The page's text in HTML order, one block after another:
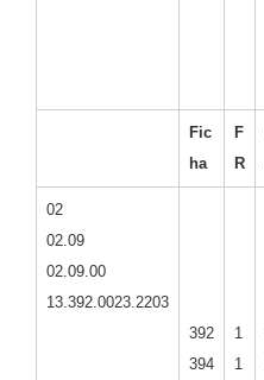
Fic
ha
F
R
02
02.09
02.09.00
13.392.0023.2203
392
394
1
1